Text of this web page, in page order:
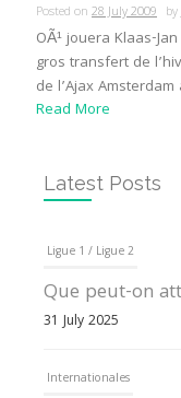
Posted on 28 July 2009 by
OÃ¹ jouera Klaas-
gros transfert de
de l’Ajax
Read More
Latest Posts
Ligue 1 / Ligue 2
Que peut-on
31 July 2025
Internationales